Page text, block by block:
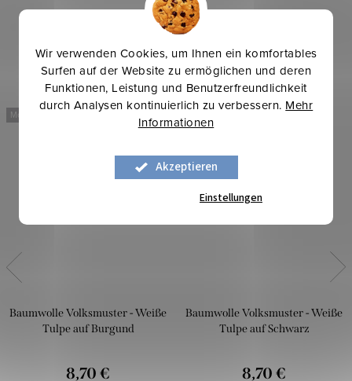
Wir verwenden Cookies, um Ihnen ein komfortables
Surfen auf der Website zu ermöglichen und deren
Funktionen, Leistung und Benutzerfreundlichkeit
durch Analysen kontinuierlich zu verbessern. Mehr
Informationen
Akzeptieren
Einstellungen
Mehr für weniger
Baumwolle Volksmuster - Weiße
Tulpe auf Burgund
8,70 €
Baumwolle Volksmuster - Weiße
Tulpe auf Schwarz
8,70 €